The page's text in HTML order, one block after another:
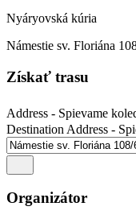
Nyáryovská kúria
Námestie sv. Floriána
Získať trasu
Address - Spievame
Destination Address -
Organizátor